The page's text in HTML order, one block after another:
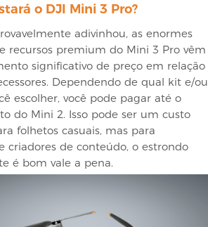
o DJI Mini 3 Pro?
adivinhou, as enormes
recursos premium do Mini 3 Pro vêm
significativo de preço em relação
Dependendo de qual kit e/ou
escolher, você pode pagar até o
do Mini 2. Isso pode ser um custo
folhetos casuais, mas para
criadores de conteúdo, o estrondo
é bom vale a pena.